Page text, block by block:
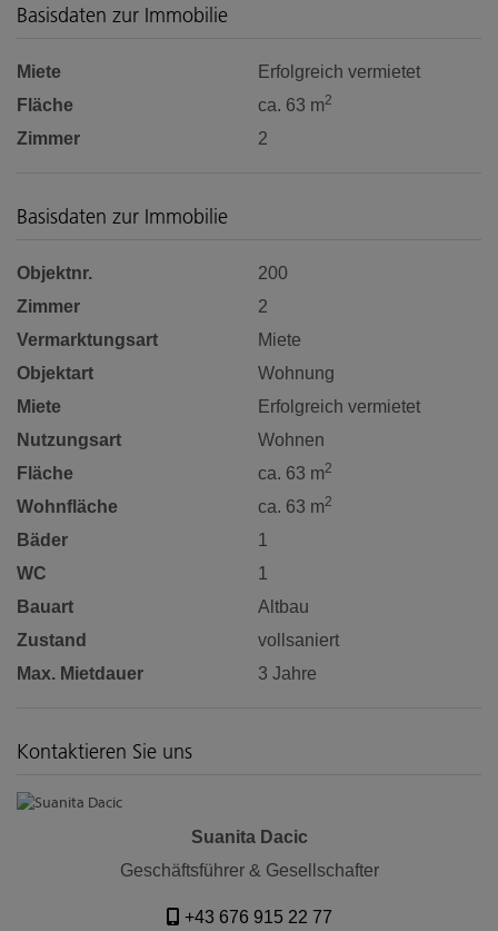
Basisdaten zur Immobilie
Miete
Erfolgreich vermietet
Fläche
ca. 63 m2
Zimmer 2
Basisdaten zur Immobilie
Objektnr.
200
Zimmer
2
Vermarktungsart
Miete
Objektart
Wohnung
Miete
Erfolgreich vermietet
Nutzungsart
Wohnen
Fläche
ca. 63 m2
Wohnfläche ca. 63 m2
Bäder
1
WC
1
Bauart
Altbau
Zustand
vollsaniert
Max. Mietdauer
3 Jahre
Kontaktieren Sie uns
Suanita Dacic
Geschäftsführer & Gesellschafter
+43 676 915 22 77